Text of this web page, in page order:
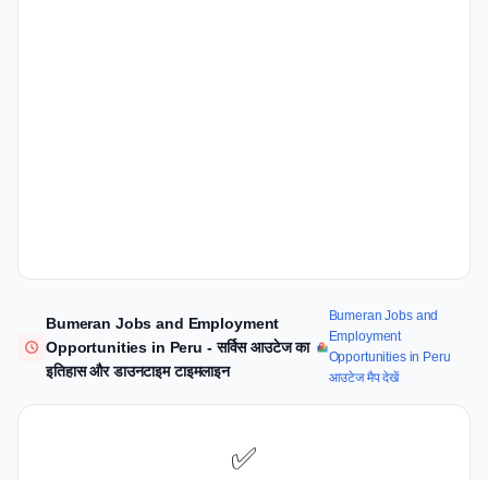
Bumeran Jobs and Employment
Opportunities in Peru - सर्विस आउटेज का
इतिहास और डाउनटाइम टाइमलाइन
Bumeran Jobs and
Employment
Opportunities in Peru
आउटेज मैप देखें
✅